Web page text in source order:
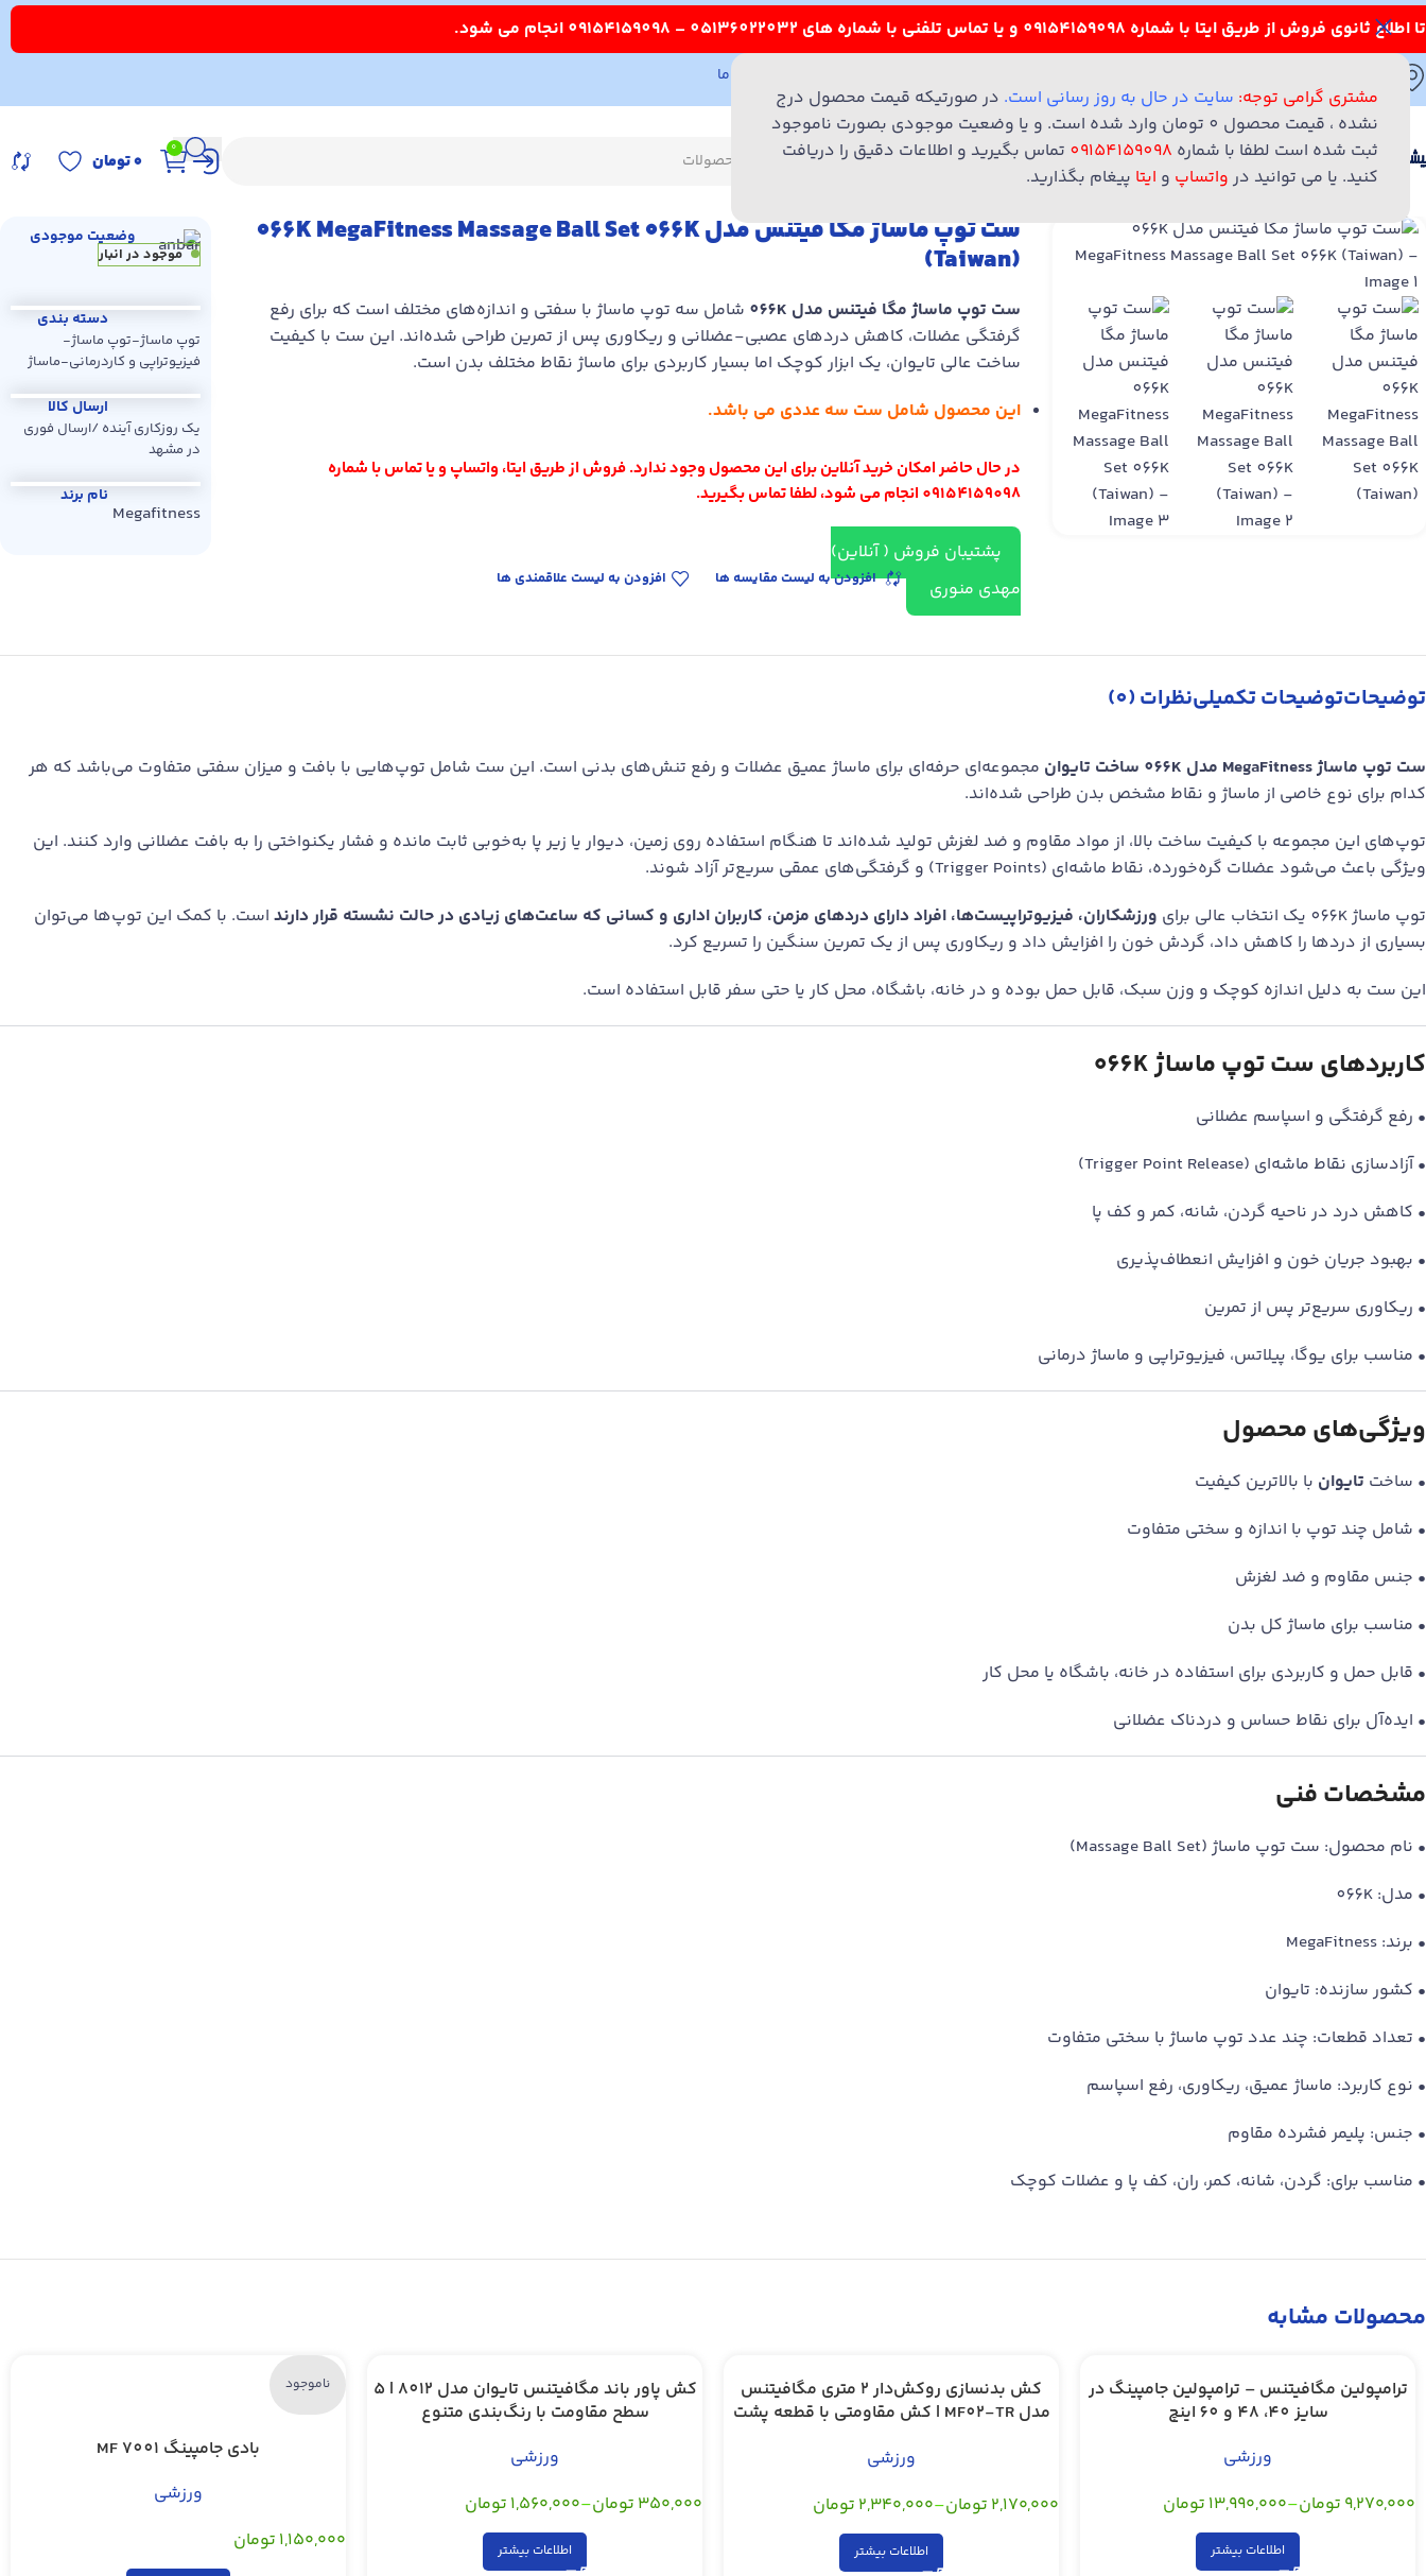
مشتری گرامی توجه: سایت در حال به روز رسانی است. در صورتیکه قیمت محصول درج
نشده ، قیمت محصول 0 تومان وارد شده است. و یا وضعیت موجودی بصورت ناموجود
ثبت شده است لطفا با شماره 09154159098 تماس بگیرید و اطلاعات دقیق را دریافت
کنید. یا می توانید در واتساپ و ایتا پیغام بگذارید.
تا اطلاع ثانوی فروش از طریق ایتا با شماره 09154159098 و یا تماس تلفنی با شماره های 05136022032 – 09154159098 انجام می شود.
تماس با ما
دسته بندی محصولات فروشگاهاستخدام همکاری در فروش 0
۰تومان
ست توپ ماساژ مگا فیتنس مدل 066K MegaFitness Massage Ball Set 066K
(Taiwan)
ست توپ ماساژ مگا فیتنس مدل 066K
شامل سه توپ ماساژ با سفتی و اندازه‌های مختلف است که برای رفع
گرفتگی عضلات، کاهش دردهای عصبی‑عضلانی و ریکاوری پس از تمرین طراحی شده‌اند. این ست با کیفیت
ساخت عالی تایوان، یک ابزار کوچک اما بسیار کاربردی برای ماساژ نقاط مختلف بدن است.
این محصول شامل ست سه عددی می باشد.
در حال حاضر امکان خرید آنلاین برای این محصول وجود ندارد. فروش از طریق ایتا، واتساپ و یا تماس با شماره
09154159098 انجام می شود، لطفا تماس بگیرید.
پشتیبان فروش ( آنلاین)
مهدی منوری
افزودن به لیست مقایسه ها افزودن به لیست علاقمندی ها
وضعیت موجودی
موجود در انبار
دسته بندی
توپ ماساژ-توپ ماساژ-
فیزیوتراپی و کاردرمانی-ماساژ
ارسال کالا
یک روزکاری آینده /ارسال فوری
در مشهد
نام برند
Megafitness
توضیحاتتوضیحات تکمیلینظرات (0)
ست توپ ماساژ MegaFitness مدل 066K ساخت تایوان
مجموعه‌ای حرفه‌ای برای ماساژ عمیق عضلات و رفع تنش‌های بدنی است. این ست شامل توپ‌هایی با بافت و میزان سفتی متفاوت می‌باشد که هر
کدام برای نوع خاصی از ماساژ و نقاط مشخص بدن طراحی شده‌اند.
توپ‌های این مجموعه با کیفیت ساخت بالا، از مواد مقاوم و ضد لغزش تولید شده‌اند تا هنگام استفاده روی زمین، دیوار یا زیر پا به‌خوبی ثابت مانده و فشار یکنواختی را به بافت عضلانی وارد کنند. این
ویژگی باعث می‌شود عضلات گره‌خورده، نقاط ماشه‌ای (Trigger Points) و گرفتگی‌های عمقی سریع‌تر آزاد شوند.
توپ ماساژ 066K یک انتخاب عالی برای
ورزشکاران، فیزیوتراپیست‌ها، افراد دارای دردهای مزمن، کاربران اداری و کسانی که ساعت‌های زیادی در حالت نشسته قرار دارند است. با کمک این توپ‌ها می‌توان
بسیاری از دردها را کاهش داد، گردش خون را افزایش داد و ریکاوری پس از یک تمرین سنگین را تسریع کرد.
این ست به دلیل اندازه کوچک و وزن سبک، قابل حمل بوده و در خانه، باشگاه، محل کار یا حتی سفر قابل استفاده است.
کاربردهای ست توپ ماساژ 066K
• رفع گرفتگی و اسپاسم عضلانی
• آزادسازی نقاط ماشه‌ای (Trigger Point Release)
• کاهش درد در ناحیه گردن، شانه، کمر و کف پا
• بهبود جریان خون و افزایش انعطاف‌پذیری
• ریکاوری سریع‌تر پس از تمرین
• مناسب برای یوگا، پیلاتس، فیزیوتراپی و ماساژ درمانی
ویژگی‌های محصول
• ساخت تایوان با بالاترین کیفیت
• شامل چند توپ با اندازه و سختی متفاوت
• جنس مقاوم و ضد لغزش
• مناسب برای ماساژ کل بدن
• قابل حمل و کاربردی برای استفاده در خانه، باشگاه یا محل کار
• ایده‌آل برای نقاط حساس و دردناک عضلانی
مشخصات فنی
• نام محصول: ست توپ ماساژ (Massage Ball Set)
• مدل: 066K
• برند: MegaFitness
• کشور سازنده: تایوان
• تعداد قطعات: چند عدد توپ ماساژ با سختی متفاوت
• نوع کاربرد: ماساژ عمیق، ریکاوری، رفع اسپاسم
• جنس: پلیمر فشرده مقاوم
• مناسب برای: گردن، شانه، کمر، ران، کف پا و عضلات کوچک
محصولات مشابه
ترامپولین مگافیتنس – ترامپولین جامپینگ در
سایز 40، 48 و 60 اینچ
ورزشی
۹,۲۷۰,۰۰۰ تومان–۱۳,۹۹۰,۰۰۰ تومان
اطلاعات بیشتر
کش بدنسازی روکش‌دار 2 متری مگافیتنس
مدل MF02‑TR | کش مقاومتی با قطعه پشت
ورزشی
۲,۱۷۰,۰۰۰ تومان–۲,۳۴۰,۰۰۰ تومان
اطلاعات بیشتر
کش پاور باند مگافیتنس تایوان مدل 8012 | 5
سطح مقاومت با رنگ‌بندی متنوع
ورزشی
۳۵۰,۰۰۰ تومان–۱,۵۶۰,۰۰۰ تومان
اطلاعات بیشتر
ناموجود
بادی جامپینگ MF 7001
ورزشی
۱,۱۵۰,۰۰۰ تومان